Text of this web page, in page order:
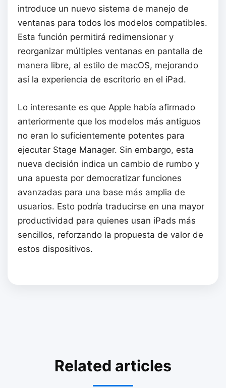
introduce un nuevo sistema de manejo de
ventanas para todos los modelos compatibles.
Esta función permitirá redimensionar y
reorganizar múltiples ventanas en pantalla de
manera libre, al estilo de macOS, mejorando
así la experiencia de escritorio en el iPad.
Lo interesante es que Apple había afirmado
anteriormente que los modelos más antiguos
no eran lo suficientemente potentes para
ejecutar Stage Manager. Sin embargo, esta
nueva decisión indica un cambio de rumbo y
una apuesta por democratizar funciones
avanzadas para una base más amplia de
usuarios. Esto podría traducirse en una mayor
productividad para quienes usan iPads más
sencillos, reforzando la propuesta de valor de
estos dispositivos.
Related articles